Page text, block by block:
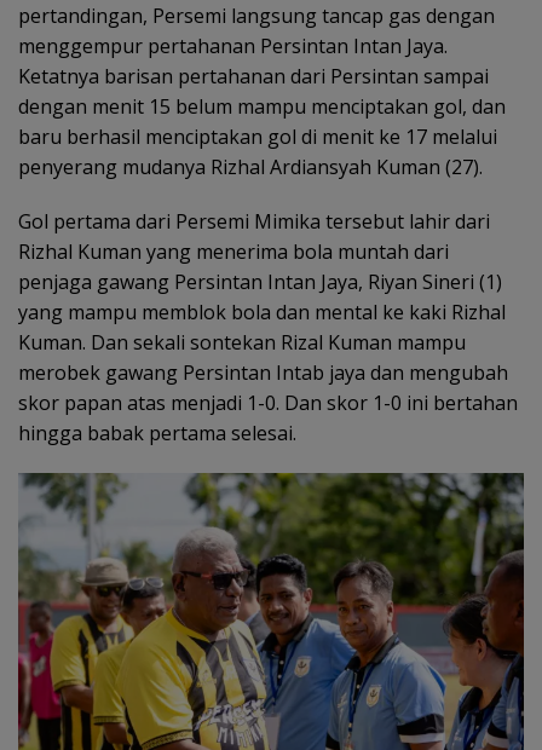
pertandingan, Persemi langsung tancap gas dengan
menggempur pertahanan Persintan Intan Jaya.
Ketatnya barisan pertahanan dari Persintan sampai
dengan menit 15 belum mampu menciptakan gol, dan
baru berhasil menciptakan gol di menit ke 17 melalui
penyerang mudanya Rizhal Ardiansyah Kuman (27).
Gol pertama dari Persemi Mimika tersebut lahir dari
Rizhal Kuman yang menerima bola muntah dari
penjaga gawang Persintan Intan Jaya, Riyan Sineri (1)
yang mampu memblok bola dan mental ke kaki Rizhal
Kuman. Dan sekali sontekan Rizal Kuman mampu
merobek gawang Persintan Intab jaya dan mengubah
skor papan atas menjadi 1-0. Dan skor 1-0 ini bertahan
hingga babak pertama selesai.